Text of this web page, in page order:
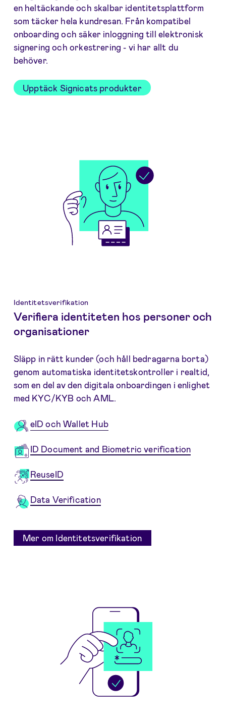
en heltäckande och skalbar identitetsplattform
som täcker hela kundresan. Från kompatibel
onboarding och säker inloggning till elektronisk
signering och orkestrering - vi har allt du
behöver.
Upptäck Signicats produkter
Identitetsverifikation
Verifiera identiteten hos personer och
organisationer
Släpp in rätt kunder (och håll bedragarna borta)
genom automatiska identitetskontroller i realtid,
som en del av den digitala onboardingen i enlighet
med KYC/KYB och AML.
eID och Wallet Hub
ID Document and Biometric verification
ReuseID
Data Verification
Mer om Identitetsverifikation